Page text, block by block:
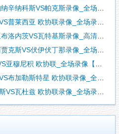
VS帕克斯录像_全场录像【高清回放】
亚 欧协联录像_全场录像【视频集锦】
瓦特基斯录像_高清录像【全场回放】
伊伏丁那录像_全场录像【全场回放】
积 欧协联_全场录像【视频集锦】
特星 欧协联录像_全场录像【高清回放】
兹 欧协联录像_全场录像【高清回放】